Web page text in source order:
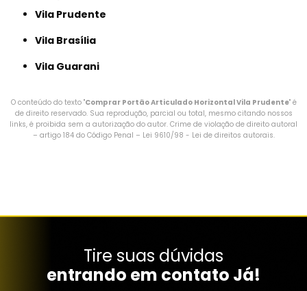
Vila Prudente
Vila Brasília
Vila Guarani
O conteúdo do texto "Comprar Portão Articulado Horizontal Vila Prudente" é
de direito reservado. Sua reprodução, parcial ou total, mesmo citando nossos
links, é proibida sem a autorização do autor. Crime de violação de direito autoral
– artigo 184 do Código Penal – Lei 9610/98 - Lei de direitos autorais.
Tire suas dúvidas
entrando em contato Já!